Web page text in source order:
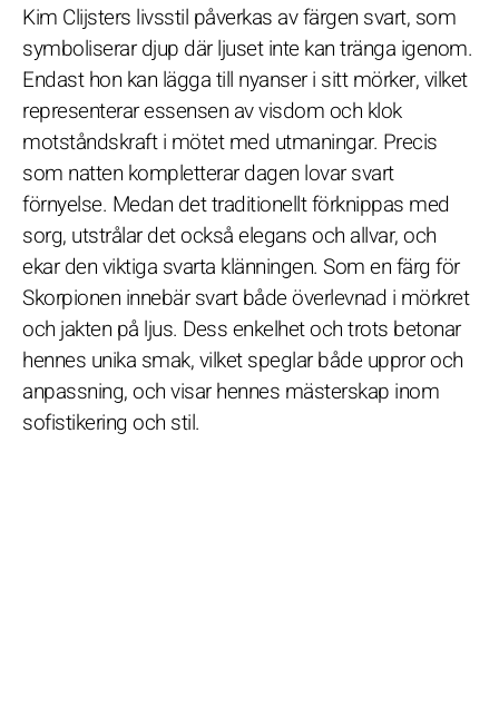
Kim Clijsters livsstil påverkas av färgen svart, som
symboliserar djup där ljuset inte kan tränga igenom.
Endast hon kan lägga till nyanser i sitt mörker, vilket
representerar essensen av visdom och klok
motståndskraft i mötet med utmaningar. Precis
som natten kompletterar dagen lovar svart
förnyelse. Medan det traditionellt förknippas med
sorg, utstrålar det också elegans och allvar, och
ekar den viktiga svarta klänningen. Som en färg för
Skorpionen innebär svart både överlevnad i mörkret
och jakten på ljus. Dess enkelhet och trots betonar
hennes unika smak, vilket speglar både uppror och
anpassning, och visar hennes mästerskap inom
sofistikering och stil.